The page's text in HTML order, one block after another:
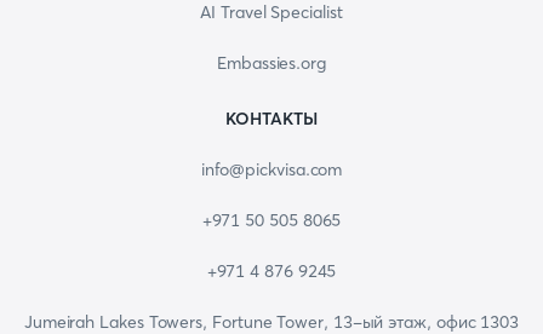
AI Travel Specialist
Embassies.org
КОНТАКТЫ
info@pickvisa.com
+971 50 505 8065
+971 4 876 9245
Jumeirah Lakes Towers, Fortune Tower, 13-ый этаж, офис 1303